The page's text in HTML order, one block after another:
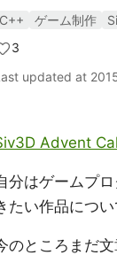
C++ ゲーム制作
3
updated at
Advent
分はゲームプ
たい作品につ
のところまだ